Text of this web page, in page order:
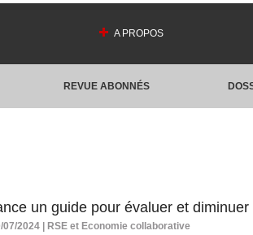
A PROPOS
REVUE ABONNÉS
un guide pour évaluer et
07/2024
RSE et Economie collaborative